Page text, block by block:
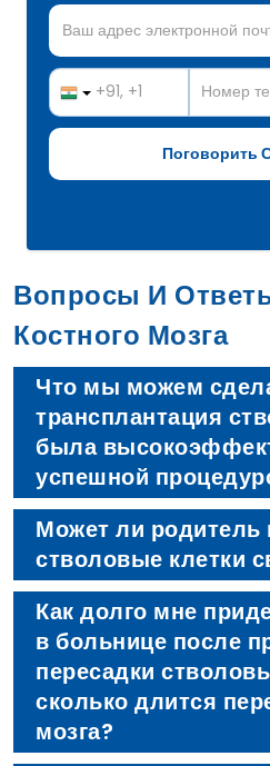
Вопросы И
Костного Мозга
Что мы можем
трансплантация
была
успешной
Может ли родитель
стволовые клетки
Как долго мне
в больнице после
пересадки
сколько длится
мозга?